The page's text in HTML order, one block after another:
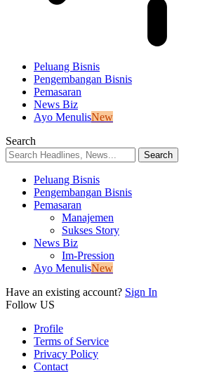
Peluang Bisnis
Pengembangan Bisnis
Pemasaran
News Biz
Ayo MenulisNew
Search
Peluang Bisnis
Pengembangan Bisnis
Pemasaran
Manajemen
Sukses Story
News Biz
Im-Pression
Ayo MenulisNew
Have an existing account? Sign In
Follow US
Profile
Terms of Service
Privacy Policy
Contact